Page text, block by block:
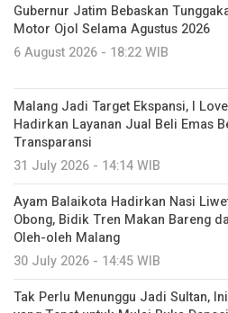
Gubernur Jatim Bebaskan
Motor Ojol Selama Agustus 2026
6 August 2026 - 18:22 WIB
Malang Jadi Target Ekspansi, I
Hadirkan Layanan Jual Beli Emas
Transparansi
31 July 2026 - 14:14 WIB
Ayam Balaikota Hadirkan Nasi
Obong, Bidik Tren Makan Bareng
Oleh-oleh Malang
30 July 2026 - 14:45 WIB
Tak Perlu Menunggu Jadi Sultan,